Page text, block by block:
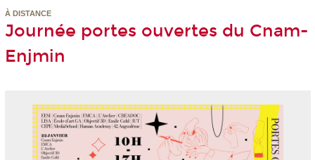
À DISTANCE
Journée portes ouvertes du Cnam-
Enjmin